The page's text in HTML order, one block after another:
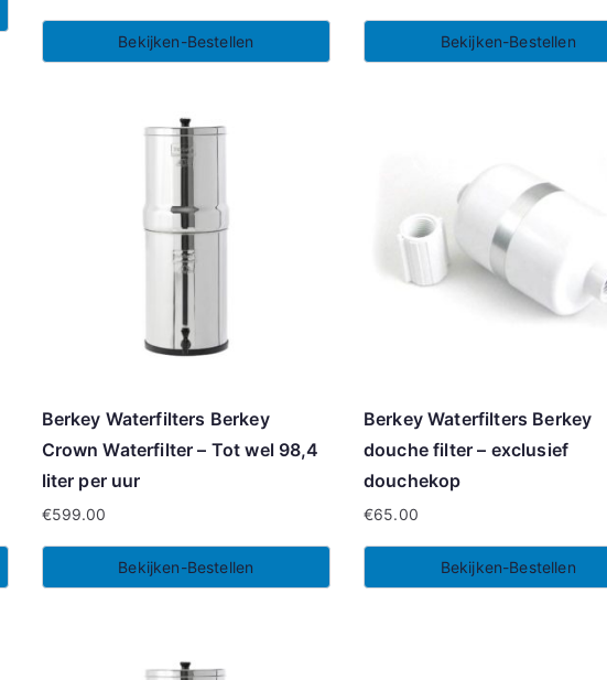
Bekijken-Bestellen Bekijken-Bestellen
Berkey Waterfilters Berkey
Crown Waterfilter – Tot wel 98,4
liter per uur
€599.00
Bekijken-Bestellen
Berkey Waterfilters Berkey
douche filter – exclusief
douchekop
€65.00
Bekijken-Bestellen